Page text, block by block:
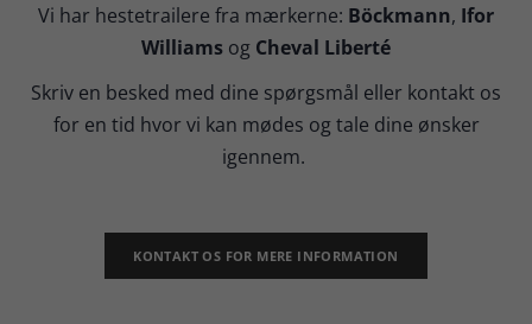
Vi har hestetrailere fra mærkerne: Böckmann, Ifor
Williams og Cheval Liberté
Skriv en besked med dine spørgsmål eller kontakt os
for en tid hvor vi kan mødes og tale dine ønsker
igennem.
KONTAKT OS FOR MERE INFORMATION